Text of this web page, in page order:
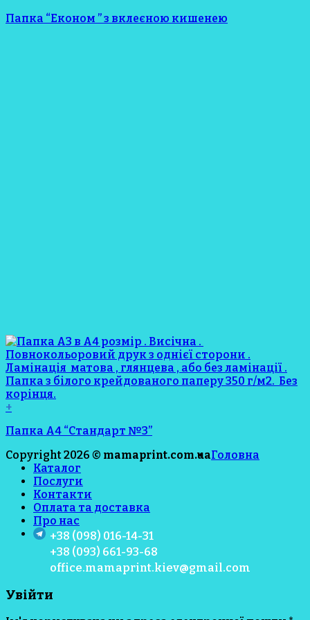
Папка “Економ ” з вклеєною кишенею
+
Папка А4 “Стандарт №3”
Copyright 2026 © mamaprint.com.uaГоловна
Каталог
Послуги
Контакти
Оплата та доставка
Про нас
+38 (098) 016-14-31
+38 (093) 661-93-68
office.mamaprint.kiev@gmail.com
Увійти